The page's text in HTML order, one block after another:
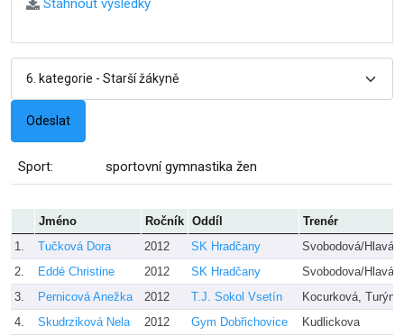
Stáhnout výsledky
Sport: sportovní gymnastika žen
Jméno Ročník Oddíl
Trenér
1.
Tučková Dora 2012 SK Hradčany
Svobodová/
2.
Eddé Christine 2012 SK Hradčany
Svobodova/
3.
Pernicová Anežka 2012 T.J. Sokol Vsetín
Kocurková,
4.
Skudrziková Nela 2012 Gym Dobřichovice
Kudlickova